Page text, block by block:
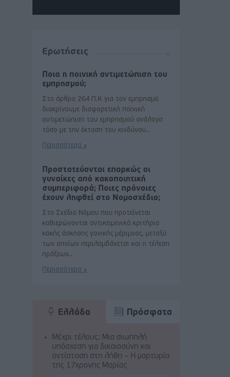
Ερωτήσεις
Ποια η ποινική αντιμετώπιση του
εμπρησμού;
Στο άρθρο 264 Π.Κ για τον εμπρησμό
διακρίνουμε διαφορετική ποινική
αντιμετώπιση του εμπρησμού ανάλογα
τόσο με την έκταση του κινδύνου..
Περισσότερα »
Προστατεύονται επαρκώς οι
γυναίκες από κακοποιητική
συμπεριφορά; Ποιες πρόνοιες
έχουν ληφθεί στο Νομοσχέδιο;
Στο Σχέδιο Νόμου που προτείνεται
καθιερώνονται αντικειμενικά κριτήρια
κακής άσκησης γονικής μέριμνας, μεταξύ
των οποίων περιλαμβάνεται και η τέλεση
πράξεων..
Περισσότερα »
Ελλάδα Πρόσφατα
Μέχρι τέλους: Μια σιωπηλή
υπόσχεση για δικαιοσύνη και
αντίσταση στη λήθη – Η μαρτυρία
της 17χρονης Μαρίας